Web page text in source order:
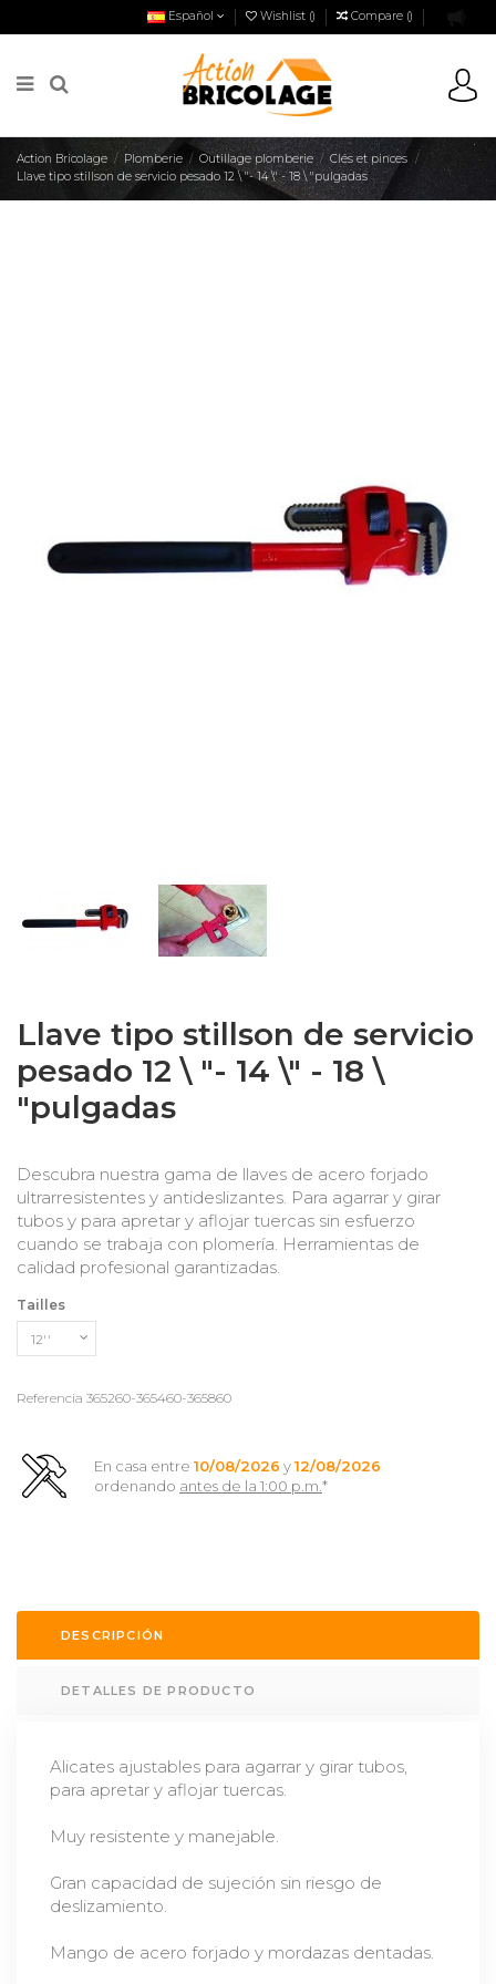
Español Wishlist () Compare ()
Action Bricolage Plomberie Outillage plomberie
Clés et pinces
Llave tipo stillson de servicio pesado 12 \ "- 14 \" - 18 \ "pulgadas
Llave tipo stillson de servicio
pesado 12 \ "- 14 \" - 18 \
"pulgadas
Descubra nuestra gama de llaves de acero forjado
ultrarresistentes y antideslizantes. Para agarrar y girar
tubos y para apretar y aflojar tuercas sin esfuerzo
cuando se trabaja con plomería. Herramientas de
calidad profesional garantizadas.
Tailles
Referencia 365260-365460-365860
En casa entre 10/08/2026 y12/08/2026
ordenando antes de la 1:00 p.m. *
DESCRIPCIÓN
DETALLES DE PRODUCTO
Alicates ajustables para agarrar y girar tubos,
para apretar y aflojar tuercas.
Muy resistente y manejable.
Gran capacidad de sujeción sin riesgo de
deslizamiento.
Mango de acero forjado y mordazas dentadas.